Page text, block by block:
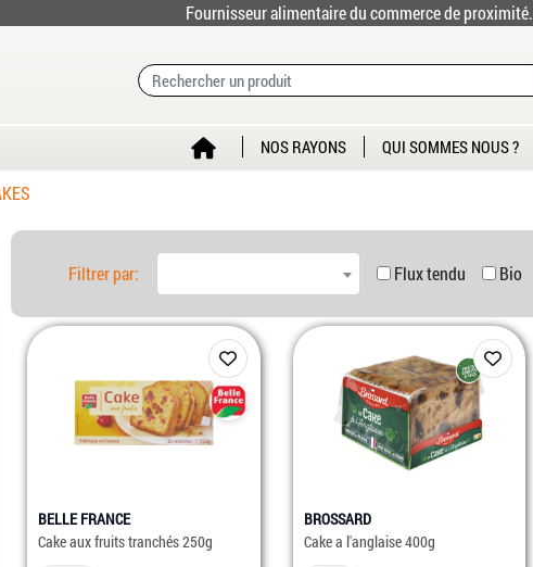
Fournisseur alimentaire du commerce de proximité.
NOS RAYONS QUI SOMMES NOUS ?
Filtrer par: Flux tendu Bio
BELLE FRANCE
Cake aux fruits tranchés 250g
BROSSARD
Cake a l'anglaise 400g